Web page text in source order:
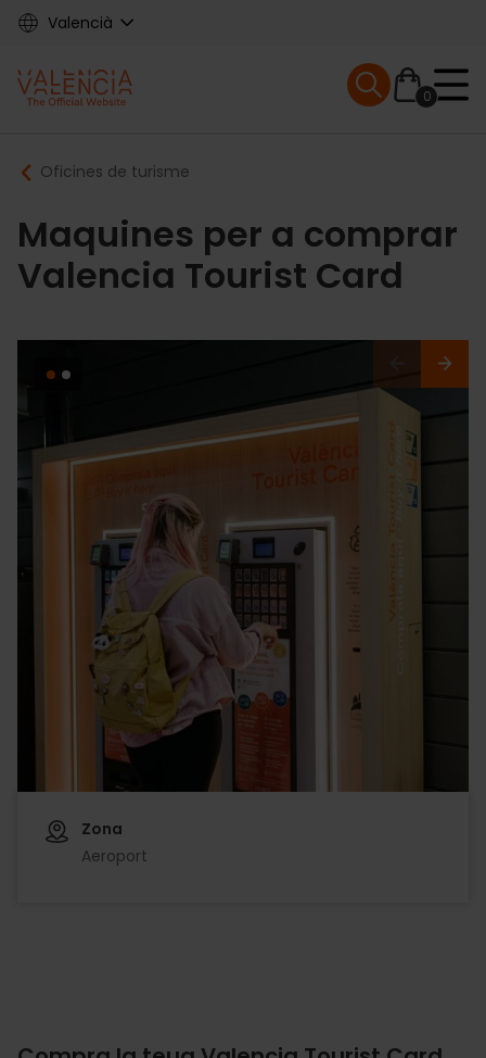
Skip
content
Valencià
Main
navigation
0
Mobile menu
Breadcrumb
Oficines de turisme
Maquines per a comprar
Valencia Tourist Card
Zona
Aeroport